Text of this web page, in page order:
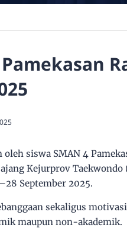
Pamekasan
siswa SMAN 4
Kejurprov
September 2025.
sekaligus
maupun non-akademik.